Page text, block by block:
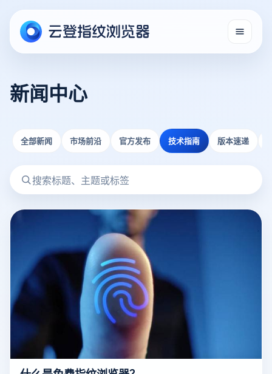
新闻中心
全部新闻 市场前沿 官方发布 技术指南 版本速递